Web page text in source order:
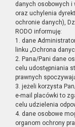
danych osobowych i
oraz uchylenia
ochronie danych),
RODO informuję:
1. dane
linku „Ochrona
2. Pana/Pani dane
celu udostępniania
prawnych
3. jeżeli korzysta
e-mail placówki to
celu udzielenia
4. dane osobowe
organom ochrony